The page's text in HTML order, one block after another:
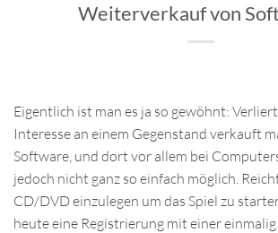
Weiterverkauf von
Eigentlich ist man es ja so gewöhnt:
Interesse an einem Gegenstand verkauft
Software, und dort vor allem bei
jedoch nicht ganz so einfach möglich.
CD/DVD einzulegen um das Spiel zu
heute eine Registrierung mit einer